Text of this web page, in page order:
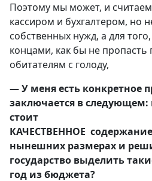
Поэтому мы может, и
кассиром и бухгалтером, но
собственных нужд, а для
концами, как бы не
обитателям с голоду,
— У меня есть конкретное
заключается в следующем:
стоит
КАЧЕСТВЕННОЕ содержание
нынешних размерах и
государство выделить
год из бюджета?